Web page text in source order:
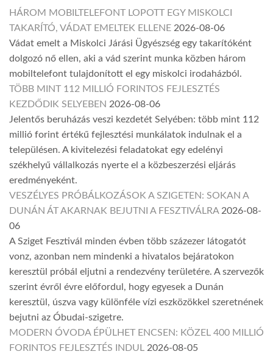
HÁROM MOBILTELEFONT LOPOTT EGY MISKOLCI
TAKARÍTÓ, VÁDAT EMELTEK ELLENE 2026-08-06
Vádat emelt a Miskolci Járási Ügyészség egy takarítóként
dolgozó nő ellen, aki a vád szerint munka közben három
mobiltelefont tulajdonított el egy miskolci irodaházból.
TÖBB MINT 112 MILLIÓ FORINTOS FEJLESZTÉS
KEZDŐDIK SELYEBEN 2026-08-06
Jelentős beruházás veszi kezdetét Selyében: több mint 112
millió forint értékű fejlesztési munkálatok indulnak el a
településen. A kivitelezési feladatokat egy edelényi
székhelyű vállalkozás nyerte el a közbeszerzési eljárás
eredményeként.
VESZÉLYES PRÓBÁLKOZÁSOK A SZIGETEN: SOKAN A
DUNÁN ÁT AKARNAK BEJUTNI A FESZTIVÁLRA 2026-08-
06
A Sziget Fesztivál minden évben több százezer látogatót
vonz, azonban nem mindenki a hivatalos bejáratokon
keresztül próbál eljutni a rendezvény területére. A szervezők
szerint évről évre előfordul, hogy egyesek a Dunán
keresztül, úszva vagy különféle vízi eszközökkel szeretnének
bejutni az Óbudai-szigetre.
MODERN ÓVODA ÉPÜLHET ENCSEN: KÖZEL 400 MILLIÓ
FORINTOS FEJLESZTÉS INDUL 2026-08-05